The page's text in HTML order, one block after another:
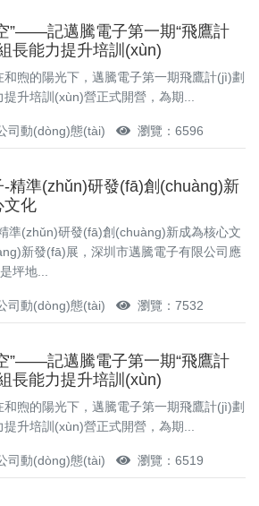
”——記邁騰電子第一期“飛鷹計
長能力提升培訓(xùn)
煦的陽光下，邁騰電子第一期飛鷹計(jì)劃
升培訓(xùn)營正式開營，為期...
司動(dòng)態(tài) 瀏覽：6596
-精準(zhǔn)研發(fā)創(chuàng)新
文化
準(zhǔn)研發(fā)創(chuàng)新成為核心文
新發(fā)展，深圳市邁騰電子有限公司應
坪地...
司動(dòng)態(tài) 瀏覽：7532
”——記邁騰電子第一期“飛鷹計
長能力提升培訓(xùn)
煦的陽光下，邁騰電子第一期飛鷹計(jì)劃
升培訓(xùn)營正式開營，為期...
司動(dòng)態(tài) 瀏覽：6519